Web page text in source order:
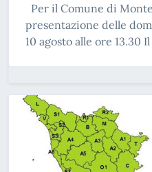
Per il Comune di
presentazione delle
10 agosto alle ore 13.30